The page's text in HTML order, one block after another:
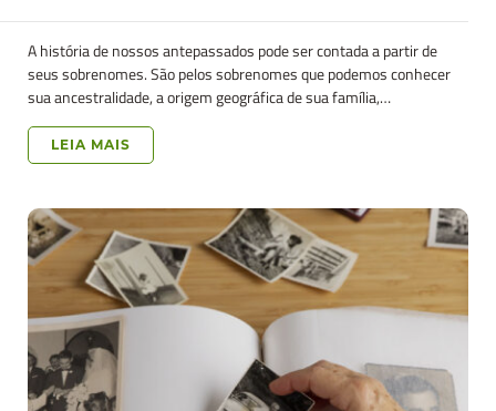
A história de nossos antepassados pode ser contada a partir de
seus sobrenomes. São pelos sobrenomes que podemos conhecer
sua ancestralidade, a origem geográfica de sua família,…
LEIA MAIS